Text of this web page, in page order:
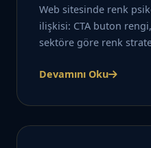
Web sitesinde renk
ilişkisi: CTA buton
sektöre göre renk
Devamını Oku